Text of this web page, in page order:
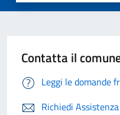
Contatta il
Leggi le domande
Richiedi Assistenza